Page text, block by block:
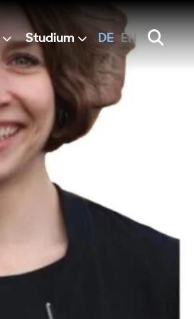
Studium DE EN